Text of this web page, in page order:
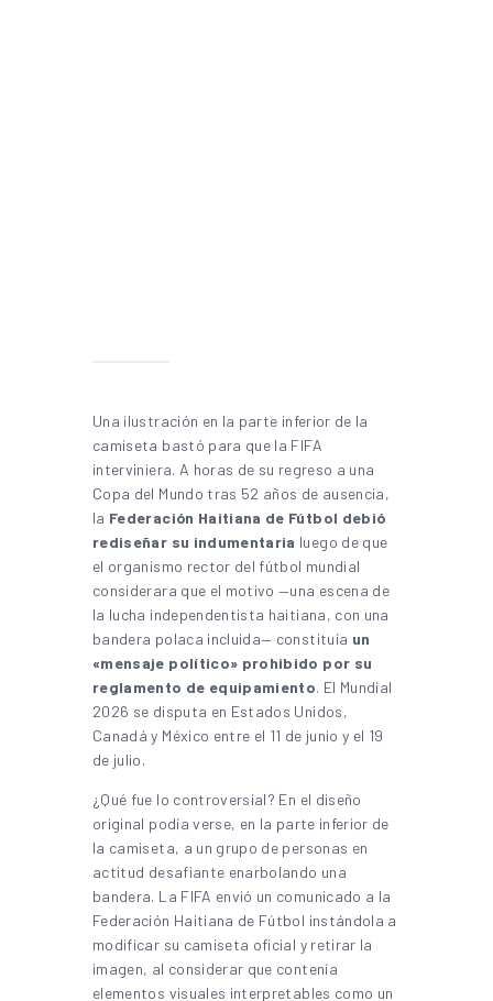
Una ilustración en la parte inferior de la
camiseta bastó para que la FIFA
interviniera. A horas de su regreso a una
Copa del Mundo tras 52 años de ausencia,
la Federación Haitiana de Fútbol debió
rediseñar su indumentaria luego de que
el organismo rector del fútbol mundial
considerara que el motivo —una escena de
la lucha independentista haitiana, con una
bandera polaca incluida— constituía un
«mensaje político» prohibido por su
reglamento de equipamiento. El Mundial
2026 se disputa en Estados Unidos,
Canadá y México entre el 11 de junio y el 19
de julio.
¿Qué fue lo controversial? En el diseño
original podía verse, en la parte inferior de
la camiseta, a un grupo de personas en
actitud desafiante enarbolando una
bandera. La FIFA envió un comunicado a la
Federación Haitiana de Fútbol instándola a
modificar su camiseta oficial y retirar la
imagen, al considerar que contenía
elementos visuales interpretables como un